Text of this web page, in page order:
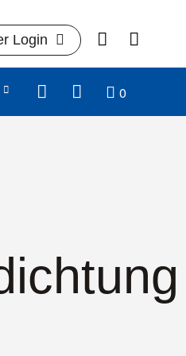
Login
0